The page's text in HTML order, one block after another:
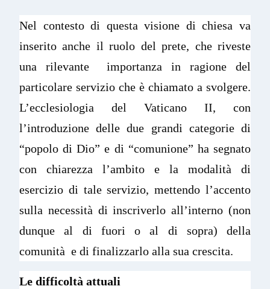
Nel contesto di questa visione di chiesa va
inserito anche il ruolo del prete, che riveste
una rilevante importanza in ragione del
particolare servizio che è chiamato a svolgere.
L’ecclesiologia del Vaticano II, con
l’introduzione delle due grandi categorie di
“popolo di Dio” e di “comunione” ha segnato
con chiarezza l’ambito e la modalità di
esercizio di tale servizio, mettendo l’accento
sulla necessità di inscriverlo all’interno (non
dunque al di fuori o al di sopra) della
comunità e di finalizzarlo alla sua crescita.
Le difficoltà attuali